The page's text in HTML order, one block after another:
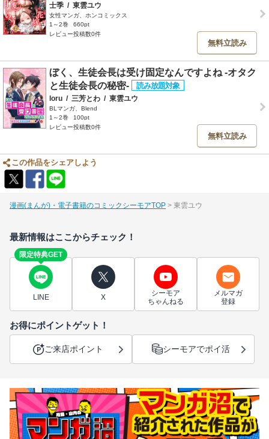
士季 / 東雲ユウ
女性マンガ、ホンコミックス
1～2巻
660pt
レビュー投稿数0件
無料立読み
ぼく、生徒会長は受け固定なんですよね -オタク
と生徒会長の秘密-
loru / 三芳とわ / 東雲ユウ
BLマンガ、Blend
1～2巻
100pt
レビュー投稿数0件
無料立読み
この作品をシェアしよう
漫画(まんが)・電子書籍のコミックシーモアTOP 東雲ユウ
最新情報はここからチェック！
限定特典GET
LINE X
シーモア
ちゃんねる
メルマガ
登録
お得にポイントゲット！
ご来店ポイント シーモアでポイ活